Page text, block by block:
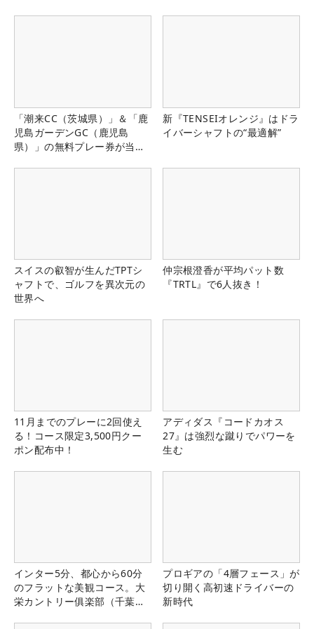
「潮来CC（茨城県）」＆「鹿
児島ガーデンGC（鹿児島
県）」の無料プレー券が当た
新『TENSEIオレンジ』はドラ
イバーシャフトの“最適解”
スイスの叡智が生んだTPTシ
ャフトで、ゴルフを異次元の
世界へ
仲宗根澄香が平均パット数
『TRTL』で6人抜き！
11月までのプレーに2回使え
る！コース限定3,500円クー
ポン配布中！
アディダス『コードカオス
27』は強烈な蹴りでパワーを
生む
インター5分、都心から60分
のフラットな美観コース。大
栄カントリー俱楽部（千葉
プロギアの「4層フェース」が
切り開く高初速ドライバーの
新時代